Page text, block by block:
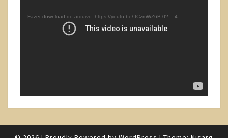
Fazer download do arquivo: https://youtu.be/-fCzmWZ6B-0?_=4